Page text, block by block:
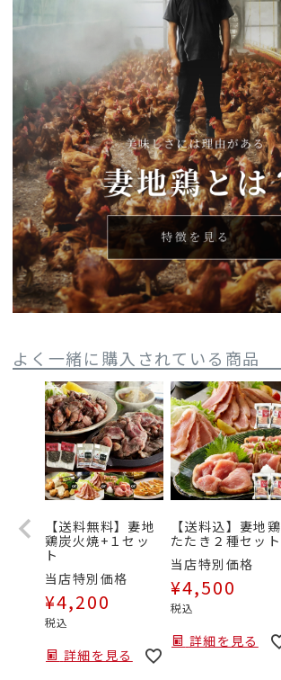
よく一緒に購入されている商品
【送料無料】妻地
鶏炭火焼+１セッ
ト
当店特別価格
¥4,200
税込
詳細を見る
【送料込】妻地鶏
たたき２種セット
当店特別価格
¥4,500
税込
詳細を見る